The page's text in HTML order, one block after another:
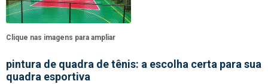
Clique nas imagens para ampliar
pintura de quadra de tênis: a escolha certa para sua
quadra esportiva